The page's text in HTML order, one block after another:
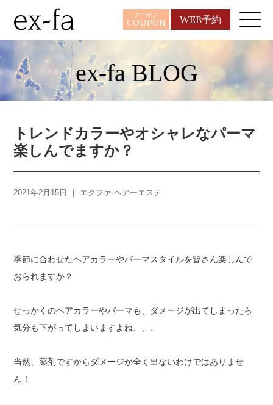
WEB予約
クーポン
COUPON
ex-fa BLOG
トレンドカラーやオシャレなパーマ
楽しんでますか？
2021年2月15日 ｜ エクファ ヘアーエステ
季節に合わせたヘアカラーやパーマスタイルを皆さん楽しんで
おられますか？
せっかくのヘアカラーやパーマも、ダメージが出てしまったら
気分も下がってしまいますよね、、、
当然、薬剤ですからダメージが全く出ないわけではありませ
ん！